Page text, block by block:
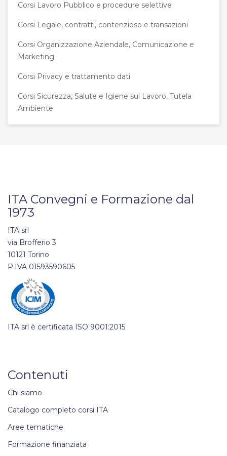
Corsi Lavoro Pubblico e procedure selettive
Corsi Legale, contratti, contenzioso e transazioni
Corsi Organizzazione Aziendale, Comunicazione e
Marketing
Corsi Privacy e trattamento dati
Corsi Sicurezza, Salute e Igiene sul Lavoro, Tutela
Ambiente
ITA Convegni e Formazione dal
1973
ITA srl
via Brofferio 3
10121 Torino
P.IVA 01593590605
ITA srl è certificata ISO 9001:2015
Contenuti
Chi siamo
Catalogo completo corsi ITA
Aree tematiche
Formazione finanziata